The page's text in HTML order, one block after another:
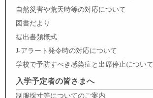
自然災害や荒天時等の対応について
図書だより
提出書類様式
J-アラート発令時の対応について
学校で予防すべき感染症と出席停止について
入学予定者の皆さまへ
制服採寸等についてのご案内